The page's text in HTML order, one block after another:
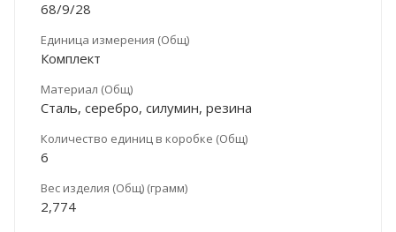
68/9/28
Единица измерения (Общ)
Комплект
Материал (Общ)
Сталь, серебро, силумин, резина
Количество единиц в коробке (Общ)
6
Вес изделия (Общ) (грамм)
2,774